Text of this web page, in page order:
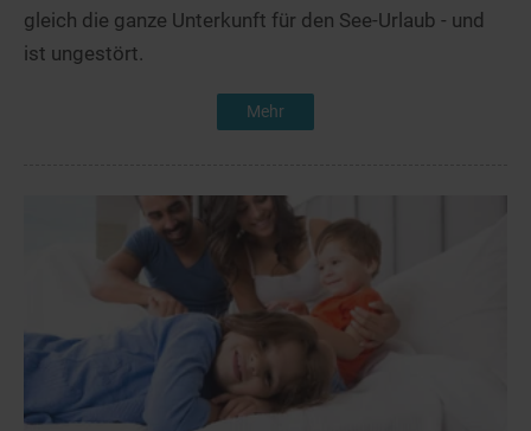
gleich die ganze Unterkunft für den See-Urlaub - und
ist ungestört.
Mehr